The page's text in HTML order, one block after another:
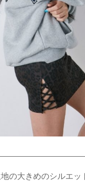
の大きめのシルエッ